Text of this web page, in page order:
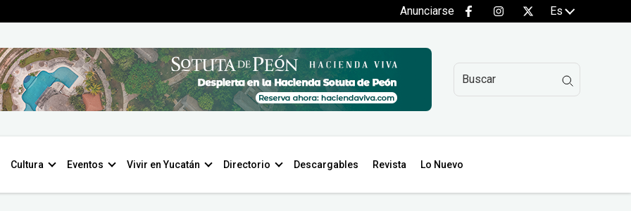
Anunciarse Es
Cultura Eventos Vivir en Yucatán Directorio Descargables Revista Lo Nuevo